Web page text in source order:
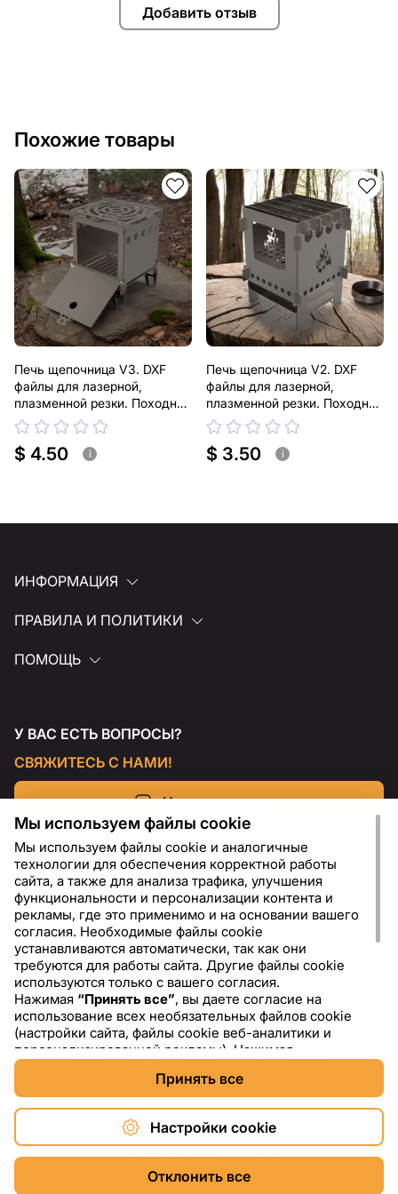
Добавить отзыв
Похожие товары
Печь щепочница V3. DXF
файлы для лазерной,
плазменной резки. Походная
туристическая печь
$ 4.50 i
Печь щепочница V2. DXF
файлы для лазерной,
плазменной резки. Походная
туристическая печь
$ 3.50 i
ИНФОРМАЦИЯ
ПРАВИЛА И ПОЛИТИКИ
ПОМОЩЬ
У ВАС ЕСТЬ ВОПРОСЫ?
СВЯЖИТЕСЬ С НАМИ!
Напишите нам
Copyright © 2026 DXF4YOU.
RU USD - US Dollar ($)
Мы используем файлы cookie
Мы используем файлы cookie и аналогичные
технологии для обеспечения корректной работы
сайта, а также для анализа трафика, улучшения
функциональности и персонализации контента и
рекламы, где это применимо и на основании вашего
согласия. Необходимые файлы cookie
устанавливаются автоматически, так как они
требуются для работы сайта. Другие файлы cookie
используются только с вашего согласия.
Нажимая “Принять все”, вы даете согласие на
использование всех необязательных файлов cookie
(настройки сайта, файлы cookie веб-аналитики и
персонализированной рекламы). Нажимая
“Отклонить все”
необходимые файлы cookie. Нажимая
cookie”, вы можете выбрать, какие категории файлов
cookie разрешить или отключить. Вы можете
изменить или отозвать свое согласие в любое время
через ссылку “Настройки cookie” в нижней части
сайта. Подробнее об использовании файлов cookie,
включая информацию о сторонних поставщиках, вы
Принять все
Настройки cookie
Отклонить все